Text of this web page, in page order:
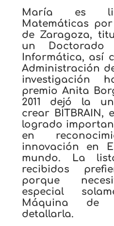
María es
Matemáticas
de Zaragoza,
un Doctorado
Informática, así
Administración
investigación
premio Anita
2011 dejó la
crear BITBRAIN,
logrado
en
innovación en
mundo. La
recibidos
porque
especial
Máquina de
detallarla.